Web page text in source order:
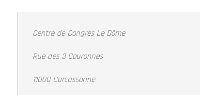
Centre de Congrès Le Dôme
Rue des 3 Couronnes
11000 Carcassonne